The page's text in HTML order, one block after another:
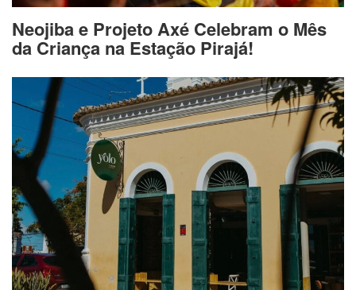
Neojiba e Projeto Axé Celebram o Mês
da Criança na Estação Pirajá!